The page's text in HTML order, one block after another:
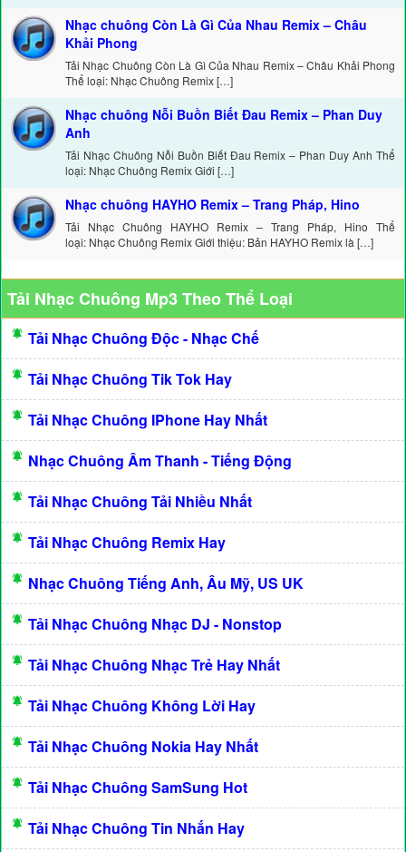
Nhạc chuông Còn Là Gì Của Nhau Remix – Châu
Khải Phong
Tải Nhạc Chuông Còn Là Gì Của Nhau Remix – Châu Khải Phong
Thể loại: Nhạc Chuông Remix […]
Nhạc chuông Nỗi Buồn Biết Đau Remix – Phan Duy
Anh
Tải Nhạc Chuông Nỗi Buồn Biết Đau Remix – Phan Duy Anh Thể
loại: Nhạc Chuông Remix Giới […]
Nhạc chuông HAYHO Remix – Trang Pháp, Hino
Tải Nhạc Chuông HAYHO Remix – Trang Pháp, Hino Thể
loại: Nhạc Chuông Remix Giới thiệu: Bản HAYHO Remix là […]
Tải Nhạc Chuông Mp3 Theo Thể Loại
Tải Nhạc Chuông Độc - Nhạc Chế
Tải Nhạc Chuông Tik Tok Hay
Tải Nhạc Chuông IPhone Hay Nhất
Nhạc Chuông Âm Thanh - Tiếng Động
Tải Nhạc Chuông Tải Nhiều Nhất
Tải Nhạc Chuông Remix Hay
Nhạc Chuông Tiếng Anh, Âu Mỹ, US UK
Tải Nhạc Chuông Nhạc DJ - Nonstop
Tải Nhạc Chuông Nhạc Trẻ Hay Nhất
Tải Nhạc Chuông Không Lời Hay
Tải Nhạc Chuông Nokia Hay Nhất
Tải Nhạc Chuông SamSung Hot
Tải Nhạc Chuông Tin Nhắn Hay